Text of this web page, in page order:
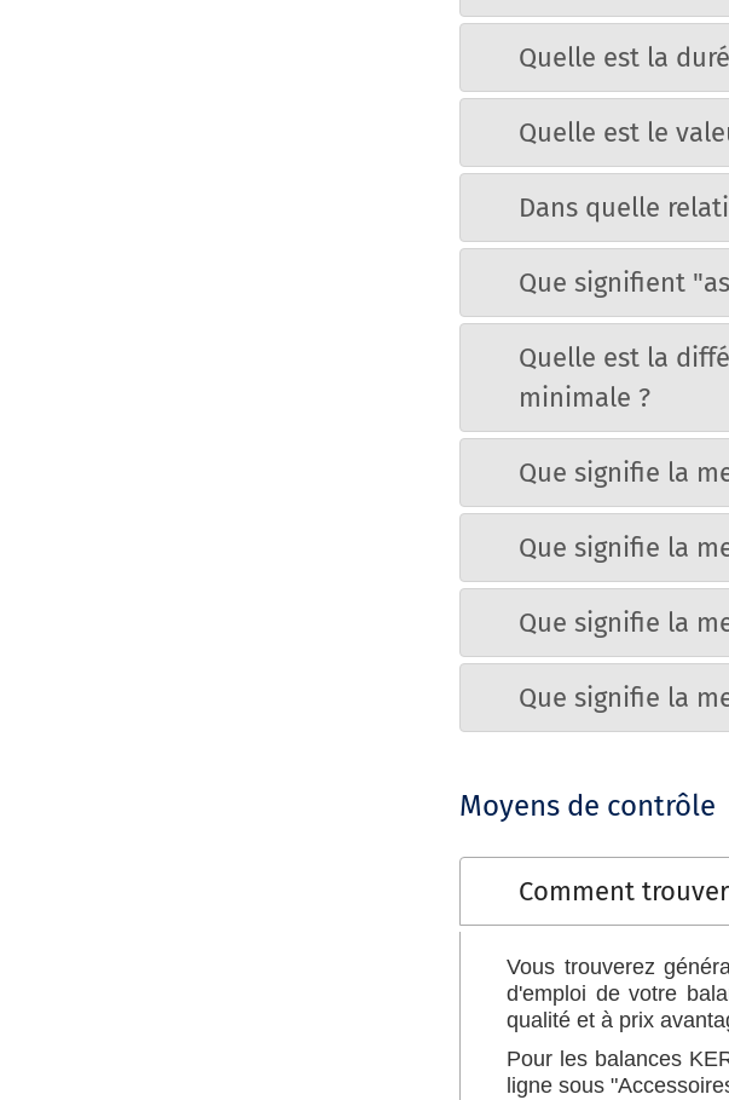
Quelle est la
Quelle est le
Dans quelle
Que signifient
Quelle est la
minimale ?
Que signifie la
Que signifie la
Que signifie la
Que signifie la
Moyens de contrôle
Comment
Vous trouverez
d'emploi de votre
qualité et à prix
Pour les balances
ligne sous